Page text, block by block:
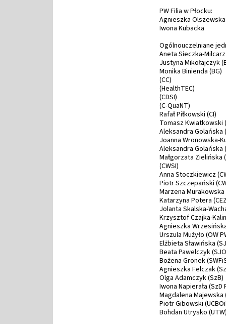
PW Filia w Płocku:
Agnieszka Olszewska
Iwona Kubacka
Ogólnouczelniane
Aneta Sieczka-Milcarz
Justyna Mikołajczyk
Monika Binienda (BG)
(CC)
(HealthTEC)
(CDSI)
(C-QuaNT)
Rafał Piłkowski (CI)
Tomasz Kwiatkowski
Aleksandra Golańska
Joanna Wronowska-
Aleksandra Golańska
Małgorzata Zielińska
(CWSI)
Anna Stoczkiewicz
Piotr Szczepański
Marzena Murakowska
Katarzyna Potera
Jolanta Skalska-
Krzysztof Czajka-
Agnieszka
Urszula Mużyło (OW
Elżbieta Sławińska
Beata Pawelczyk
Bożena Gronek
Agnieszka Felczak
Olga Adamczyk (SzB)
Iwona Napierała (SzD
Magdalena Majewska
Piotr Gibowski
Bohdan Utrysko